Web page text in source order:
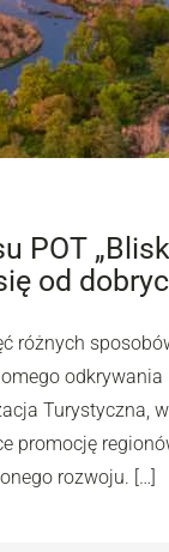
POT
od
różnych
Turystyczna,
promocję
rozwoju. […]